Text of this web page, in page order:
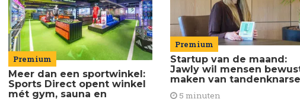
Premium
Meer dan een sportwinkel:
Sports Direct opent winkel
mét gym, sauna en
Premium
Startup van de maand:
Jawly wil mensen
maken van
5 minuten